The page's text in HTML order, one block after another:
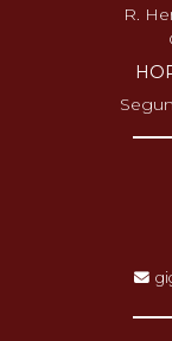
R.